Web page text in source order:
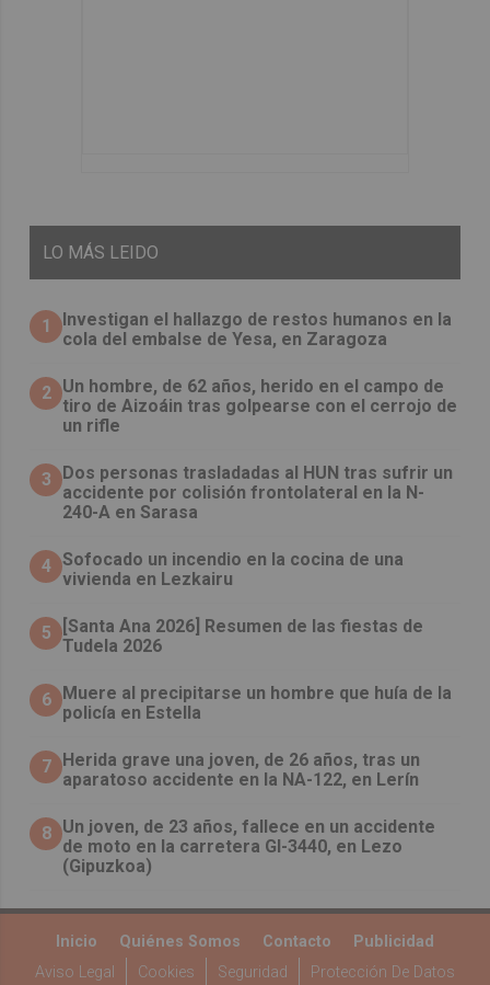
LO MÁS LEIDO
1
Investigan el hallazgo de restos humanos en la
cola del embalse de Yesa, en Zaragoza
2 Un hombre, de 62 años, herido en el campo de
tiro de Aizoáin tras golpearse con el cerrojo de
un rifle
3
​Dos personas trasladadas al HUN tras sufrir un
accidente por colisión frontolateral en la N-
240-A en Sarasa
4 Sofocado un incendio en la cocina de una
vivienda en Lezkairu
5
[Santa Ana 2026] Resumen de las fiestas de
Tudela 2026
6 Muere al precipitarse un hombre que huía de la
policía en Estella
7 Herida grave una joven, de 26 años, tras un
aparatoso accidente en la NA-122, en Lerín
8 Un joven, de 23 años, fallece en un accidente
de moto en la carretera GI-3440, en Lezo
(Gipuzkoa)
Inicio Quiénes Somos Contacto
Publicidad
Aviso Legal
Cookies Seguridad Protección De Datos